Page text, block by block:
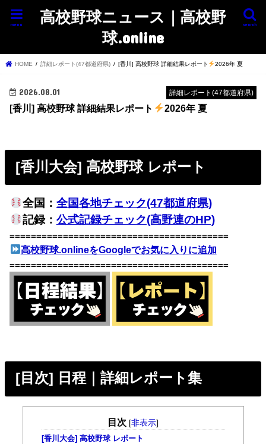
高校野球ニュース｜高校野
球.online
search
menu
HOME 詳細レポート(47都道府県) [香川] 高校野球 詳細結果レポート 2026年 夏
詳細レポート(47都道府県)
2026.08.01
[香川] 高校野球 詳細結果レポート 2026年 夏
[香川大会] 高校野球 レポート
全国： 全国各地チェック(47都道府県)
記録： 公式記録チェック(高野連のHP)
=========================================
高校野球.onlineをGoogleでお気に入りに追加
=========================================
[目次] 日程｜詳細レポート集
目次 [非表示]
[香川大会] 高校野球 レポート